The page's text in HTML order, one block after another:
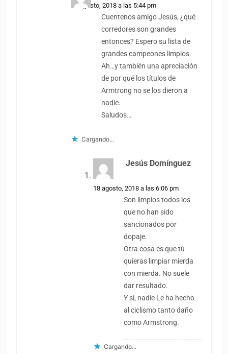
18 agosto, 2018 a las 5:44 pm
Cuentenos amigo Jesús, ¿qué
corredores son grandes
entonces? Espero su lista de
grandes campeones limpios.
Ah…y también una apreciación
de por qué los títulos de
Armtrong no se los dieron a
nadie.
Saludos…
Cargando...
Jesús Domínguez
dice:
18 agosto, 2018 a las 6:06 pm
Son limpios todos los
que no han sido
sancionados por
dopaje.
Otra cosa es que tú
quieras limpiar mierda
con mierda. No suele
dar resultado.
Y sí, nadie Le ha hecho
al ciclismo tanto daño
como Armstrong.
Cargando...